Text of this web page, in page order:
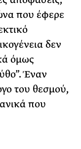
που έφερε
δεν
όμως
Έναν
του θεσμού,
που